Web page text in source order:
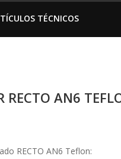
TÉCNICOS
RECTO AN6
RECTO AN6 Teflon: